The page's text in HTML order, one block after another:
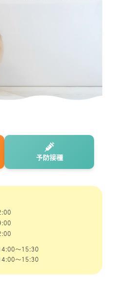
予防接種
～15:30
～15:30